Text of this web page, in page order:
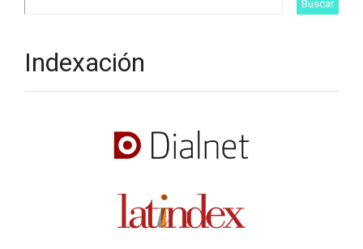
Indexación